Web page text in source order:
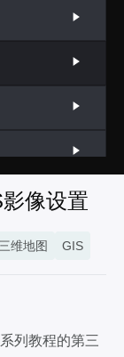
像设置
三维地图 GIS
列教程的第三